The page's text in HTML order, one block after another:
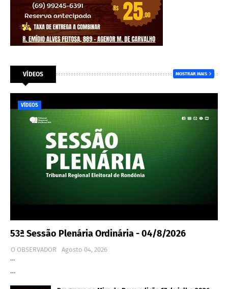
VÍDEOS MOSTRAR MAIS
VÍDEOS
53ª Sessão Plenária Ordinária - 04/8/2026
O OBSERVADOR
Agosto 04, 2026
…
…